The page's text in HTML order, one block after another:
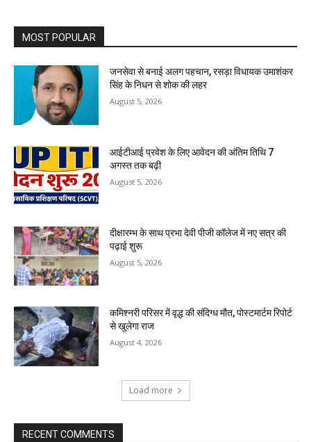
MOST POPULAR
जनसेवा से बनाई अलग पहचान, रसड़ा विधायक उमाशंकर
सिंह के निधन से शोक की लहर
August 5, 2026
आईटीआई प्रवेश के लिए आवेदन की अंतिम तिथि 7
अगस्त तक बढ़ी
August 5, 2026
दीक्षारम्भ के साथ प्रभा देवी पीजी कॉलेज में नए सत्र की
पढ़ाई शुरू
August 5, 2026
कमिश्नरी परिसर में वृद्ध की संदिग्ध मौत, पोस्टमार्टम रिपोर्ट
से खुलेगा राज
August 4, 2026
Load more
RECENT COMMENTS